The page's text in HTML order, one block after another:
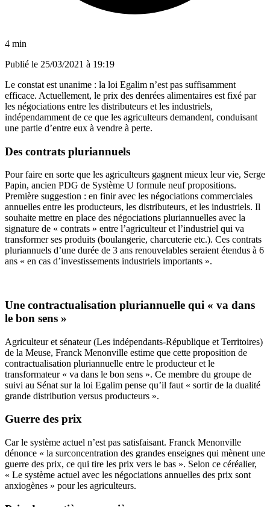
4 min
Publié le 25/03/2021 à 19:19
Le constat est unanime : la loi Egalim n’est pas suffisamment
efficace. Actuellement, le prix des denrées alimentaires est fixé par
les négociations entre les distributeurs et les industriels,
indépendamment de ce que les agriculteurs demandent, conduisant
une partie d’entre eux à vendre à perte.
Des contrats pluriannuels
Pour faire en sorte que les agriculteurs gagnent mieux leur vie, Serge
Papin, ancien PDG de Système U formule neuf propositions.
Première suggestion : en finir avec les négociations commerciales
annuelles entre les producteurs, les distributeurs, et les industriels. Il
souhaite mettre en place des négociations pluriannuelles avec la
signature de « contrats » entre l’agriculteur et l’industriel qui va
transformer ses produits (boulangerie, charcuterie etc.). Ces contrats
pluriannuels d’une durée de 3 ans renouvelables seraient étendus à 6
ans « en cas d’investissements industriels importants ».
Une contractualisation pluriannuelle qui « va dans
le bon sens »
Agriculteur et sénateur (Les indépendants-République et Territoires)
de la Meuse, Franck Menonville estime que cette proposition de
contractualisation pluriannuelle entre le producteur et le
transformateur « va dans le bon sens ». Ce membre du groupe de
suivi au Sénat sur la loi Egalim pense qu’il faut « sortir de la dualité
grande distribution versus producteurs ».
Guerre des prix
Car le système actuel n’est pas satisfaisant. Franck Menonville
dénonce « la surconcentration des grandes enseignes qui mènent une
guerre des prix, ce qui tire les prix vers le bas ». Selon ce céréalier,
« Le système actuel avec les négociations annuelles des prix sont
anxiogènes » pour les agriculteurs.